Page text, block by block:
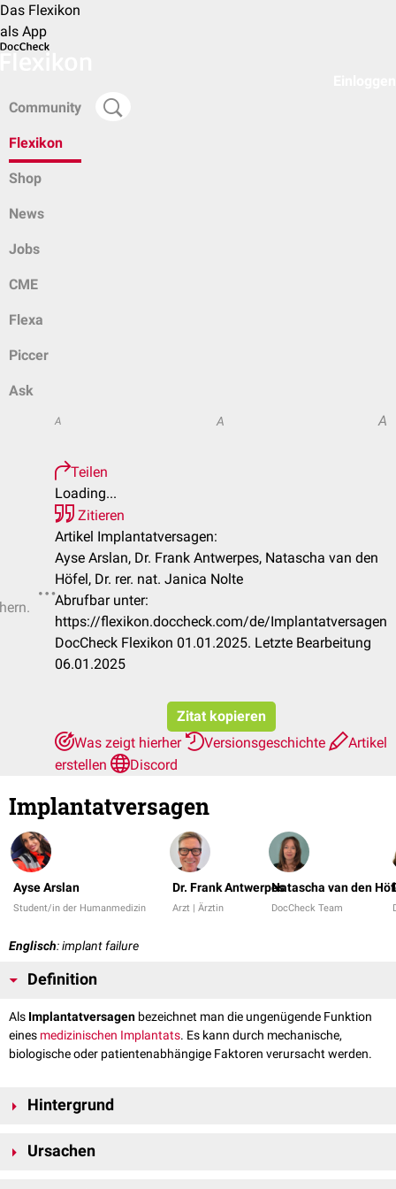
Das Flexikon
als App
Community
Flexikon
Shop
News
Jobs
CME
Flexa
Piccer
Ask
A A A
Teilen
Loading...
Zitieren
Artikel Implantatversagen:
Ayse Arslan, Dr. Frank Antwerpes, Natascha van den
Höfel, Dr. rer. nat. Janica Nolte
Abrufbar unter:
https://flexikon.doccheck.com/de/Implantatversagen
DocCheck Flexikon 01.01.2025. Letzte Bearbeitung
06.01.2025
Zitat kopieren
Was zeigt hierher
Versionsgeschichte
Artikel
erstellen
Discord
Implantatversagen
Ayse Arslan
Student/in der Humanmedizin
Dr. Frank Antwerpes
Arzt | Ärztin
Natascha van den
DocCheck Team
Englisch: implant failure
Definition
Als Implantatversagen bezeichnet man die ungenügende Funktion
eines medizinischen Implantats. Es kann durch mechanische,
biologische oder patientenabhängige Faktoren verursacht werden.
Hintergrund
Gelenkprothesen
Ursachen